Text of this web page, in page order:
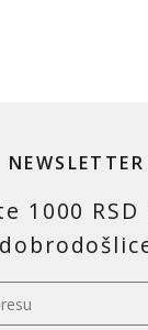
NEWSLETTER
1000